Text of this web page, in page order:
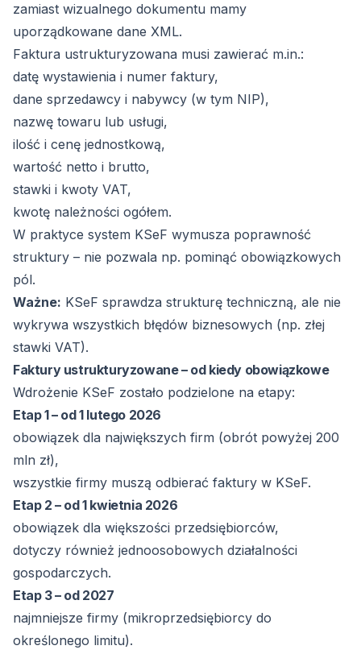
zamiast wizualnego dokumentu mamy
uporządkowane dane XML.
Faktura ustrukturyzowana musi zawierać m.in.:
datę wystawienia i numer faktury,
dane sprzedawcy i nabywcy (w tym NIP),
nazwę towaru lub usługi,
ilość i cenę jednostkową,
wartość netto i brutto,
stawki i kwoty VAT,
kwotę należności ogółem.
W praktyce system KSeF wymusza poprawność
struktury – nie pozwala np. pominąć obowiązkowych
pól.
Ważne: KSeF sprawdza strukturę techniczną, ale nie
wykrywa wszystkich błędów biznesowych (np. złej
stawki VAT).
Faktury ustrukturyzowane – od kiedy obowiązkowe
Wdrożenie KSeF zostało podzielone na etapy:
Etap 1 – od 1 lutego 2026
obowiązek dla największych firm (obrót powyżej 200
mln zł),
wszystkie firmy muszą odbierać faktury w KSeF.
Etap 2 – od 1 kwietnia 2026
obowiązek dla większości przedsiębiorców,
dotyczy również jednoosobowych działalności
gospodarczych.
Etap 3 – od 2027
najmniejsze firmy (mikroprzedsiębiorcy do
określonego limitu).